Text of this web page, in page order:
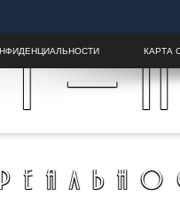
КАРТА